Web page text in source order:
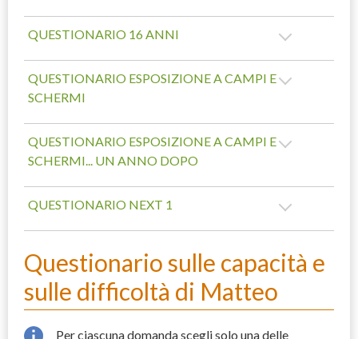
QUESTIONARIO 16 ANNI
QUESTIONARIO ESPOSIZIONE A CAMPI E
SCHERMI
QUESTIONARIO ESPOSIZIONE A CAMPI E
SCHERMI... UN ANNO DOPO
QUESTIONARIO NEXT 1
Questionario sulle capacità e
sulle difficoltà di Matteo
Per ciascuna domanda scegli solo una delle